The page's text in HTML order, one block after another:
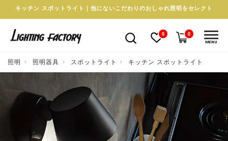
キッチン スポットライト｜他にないこだわりのおしゃれ照明をセレクト
0 0
MENU
照明 照明器具 スポットライト キッチン スポットライト